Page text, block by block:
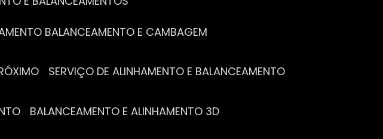
BALANCEAMENTO E CAMBAGEM
SERVIÇO DE ALINHAMENTO E BALANCEAMENTO
BALANCEAMENTO E ALINHAMENTO 3D